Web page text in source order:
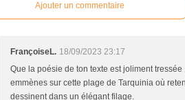
Ajouter un commentaire
FrançoiseL. 18/09/2023 23:17
Que la poésie de ton texte est joliment
emmènes sur cette plage de Tarquinia où
dessinent dans un élégant filage.